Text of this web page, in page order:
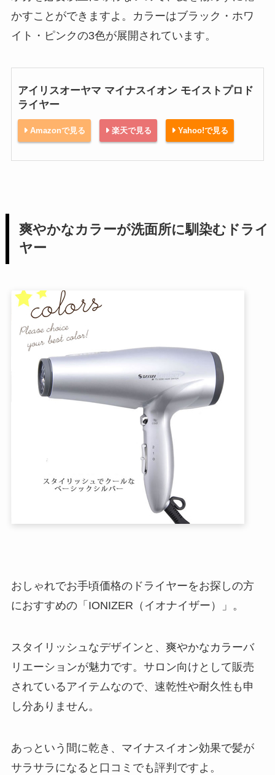
かすことができますよ。カラーはブラック・ホワ
イト・ピンクの3色が展開されています。
アイリスオーヤマ マイナスイオン モイストプロド
ライヤー
Amazonで見る 楽天で見る Yahoo!で見る
爽やかなカラーが洗面所に馴染むドライ
ヤー
おしゃれでお手頃価格のドライヤーをお探しの方
におすすめの「IONIZER（イオナイザー）」。
スタイリッシュなデザインと、爽やかなカラーバ
リエーションが魅力です。サロン向けとして販売
されているアイテムなので、速乾性や耐久性も申
し分ありません。
あっという間に乾き、マイナスイオン効果で髪が
サラサラになると口コミでも評判ですよ。